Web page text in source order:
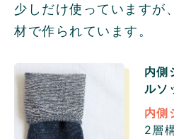
少しだけ使っていますが
材で作られています。
内側
ルソ
内側
2層